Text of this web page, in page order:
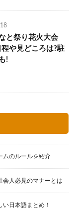
と祭り花火大会
や見どころは?駐
!
ムのルールを紹介
会人必見のマナーとは
い日本語まとめ！